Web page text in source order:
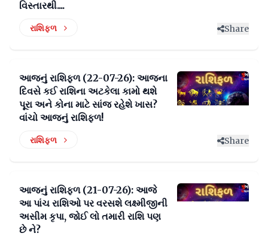
વિસ્તારથી....
રાશિફળ Share
આજનું રાશિફળ (22-07-26): આજના
દિવસે કઈ રાશિના અટકેલા કામો થશે
પૂરા અને કોના માટે સાંજ રહેશે ખાસ?
વાંચો આજનું રાશિફળ!
રાશિફળ Share
આજનું રાશિફળ (21-07-26): આજે
આ પાંચ રાશિઓ પર વરસશે લક્ષ્મીજીની
અસીમ કૃપા, જોઈ લો તમારી રાશિ પણ
છે ને?